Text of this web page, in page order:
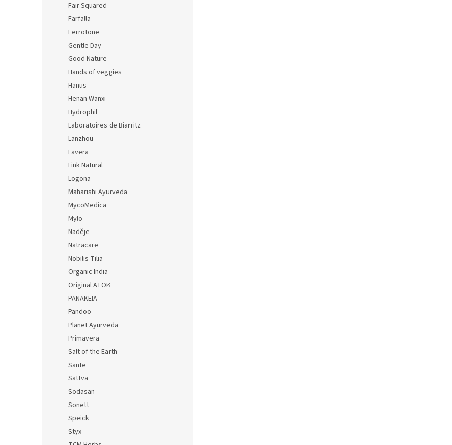
Fair Squared
Farfalla
Ferrotone
Gentle Day
Good Nature
Hands of veggies
Hanus
Henan Wanxi
Hydrophil
Laboratoires de Biarritz
Lanzhou
Lavera
Link Natural
Logona
Maharishi Ayurveda
MycoMedica
Mylo
Naděje
Natracare
Nobilis Tilia
Organic India
Original ATOK
PANAKEIA
Pandoo
Planet Ayurveda
Primavera
Salt of the Earth
Sante
Sattva
Sodasan
Sonett
Speick
Styx